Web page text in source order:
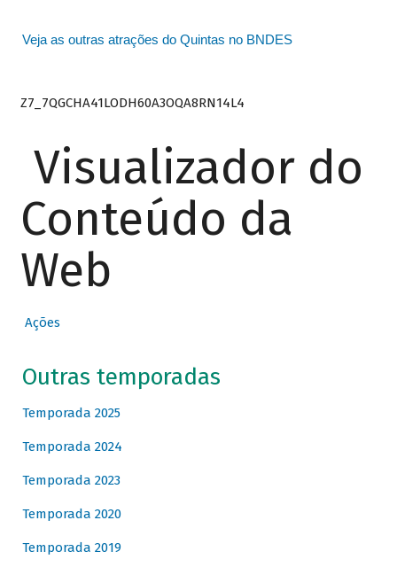
Veja as outras atrações do Quintas no BNDES
Z7_7QGCHA41LODH60A3OQA8RN14L4
Visualizador do
Conteúdo da
Web
Ações
Outras temporadas
Temporada 2025
Temporada 2024
Temporada 2023
Temporada 2020
Temporada 2019